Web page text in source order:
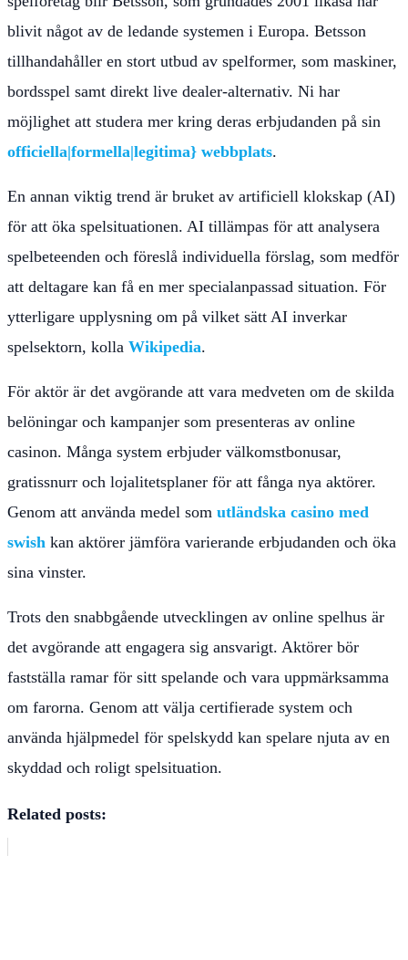
blivit något av de ledande systemen i Europa. Betsson
tillhandahåller en stort utbud av spelformer, som maskiner,
bordsspel samt direkt live dealer-alternativ. Ni har
möjlighet att studera mer kring deras erbjudanden på sin
officiella|formella|legitima} webbplats.
En annan viktig trend är bruket av artificiell klokskap (AI)
för att öka spelsituationen. AI tillämpas för att analysera
spelbeteenden och föreslå individuella förslag, som medför
att deltagare kan få en mer specialanpassad situation. För
ytterligare upplysning om på vilket sätt AI inverkar
spelsektorn, kolla Wikipedia.
För aktör är det avgörande att vara medveten om de skilda
belöningar och kampanjer som presenteras av online
casinon. Många system erbjuder välkomstbonusar,
gratissnurr och lojalitetsplaner för att fånga nya aktörer.
Genom att använda medel som utländska casino med
swish kan aktörer jämföra varierande erbjudanden och öka
sina vinster.
Trots den snabbgående utvecklingen av online spelhus är
det avgörande att engagera sig ansvarigt. Aktörer bör
fastställa ramar för sitt spelande och vara uppmärksamma
om farorna. Genom att välja certifierade system och
använda hjälpmedel för spelskydd kan spelare njuta av en
skyddad och roligt spelsituation.
Related posts: